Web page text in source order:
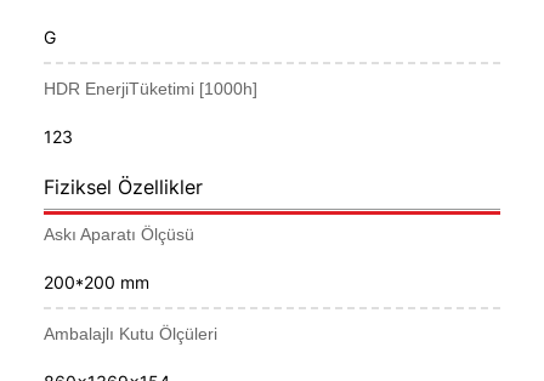
G
HDR EnerjiTüketimi [1000h]
123
Fiziksel Özellikler
Askı Aparatı Ölçüsü
200*200 mm
Ambalajlı Kutu Ölçüleri